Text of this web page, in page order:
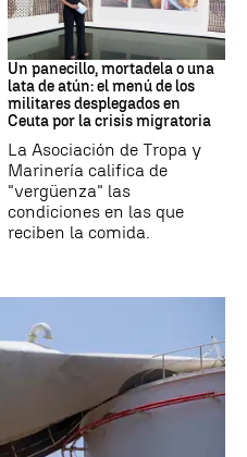
Militares
Un panecillo, mortadela o una
lata de atún: el menú de los
militares desplegados en
Ceuta por la crisis migratoria
La Asociación de Tropa y
Marinería califica de
"vergüenza" las
condiciones en las que
reciben la comida.